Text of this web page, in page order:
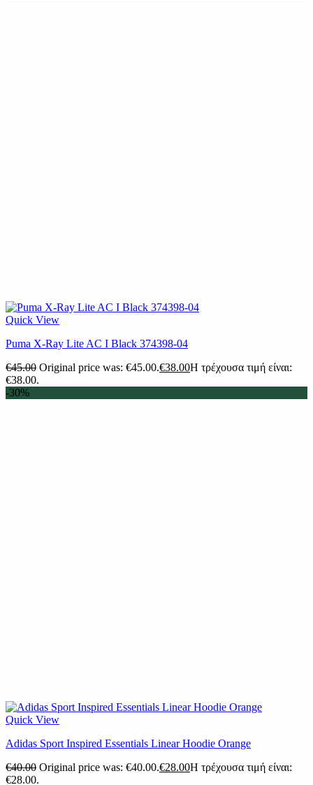
Quick View
Puma X-Ray Lite AC I Black 374398-04
€45.00 Original price was: €45.00.€38.00Η τρέχουσα τιμή είναι:
€38.00.
-30%
Quick View
Adidas Sport Inspired Essentials Linear Hoodie Orange
€40.00 Original price was: €40.00.€28.00Η τρέχουσα τιμή είναι:
€28.00.